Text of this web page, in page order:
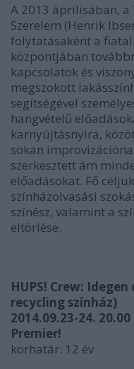
A 2013 áprilisában,
Szerelem (Henrik
folytatásaként a
központjában
kapcsolatok és
megszokott
segítségével
hangvételű
karnyújtásnyira,
sokan
szerkesztett ám
előadásokat. Fő
színházolvasási
színész, valamint a
eltörlése.
HUPS! Crew: Idegen
recycling színház)
2014.09.23-24. 20.00
Premier!
korhatár: 12 év